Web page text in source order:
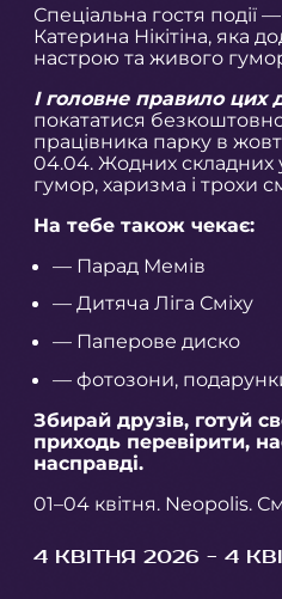
Спеціальна гостя події
Катерина Нікітіна, яка
настрою та живого
І головне правило цих
покататися
працівника парку в
04.04. Жодних складних
гумор, харизма і трохи
На тебе також чекає:
— Парад Мемів
— Дитяча Ліга Сміху
— Паперове диско
— фотозони,
Збирай друзів, готуй
приходь перевірити,
насправді.
01–04 квітня. Neopolis.
4 КВІТНЯ 2026 - 4